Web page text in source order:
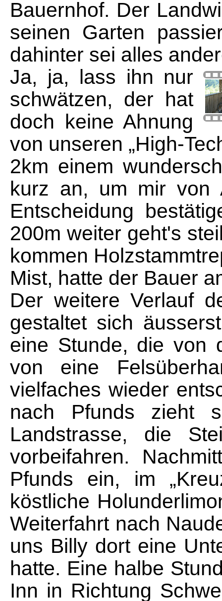
Bauernhof. Der
seinen Garten
dahinter sei alles
Ja, ja, lass ihn nur
schwätzen, der hat
doch keine Ahnung
von unseren „High-
2km einem
kurz an, um mir von
Entscheidung
200m weiter geht's
kommen
Mist, hatte der Bauer
Der weitere Verlauf
gestaltet sich
eine Stunde, die von
von eine
vielfaches wieder
nach Pfunds zieht
Landstrasse, die
vorbeifahren.
Pfunds ein, im
köstliche
Weiterfahrt nach
uns Billy dort eine
hatte. Eine halbe
Inn in Richtung